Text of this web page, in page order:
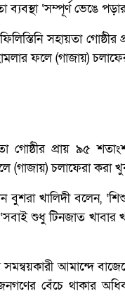
‘সম্পূর্ণ ভেঙে
সহায়তা
ফলে (গাজায়)
গোষ্ঠীর প্রায় ৯৫
(গাজায়) চলাফেরা
বুশরা খালিদী বলেন,
শুধু টিনজাত খাবার
আমান্দে
বেঁচে থাকার